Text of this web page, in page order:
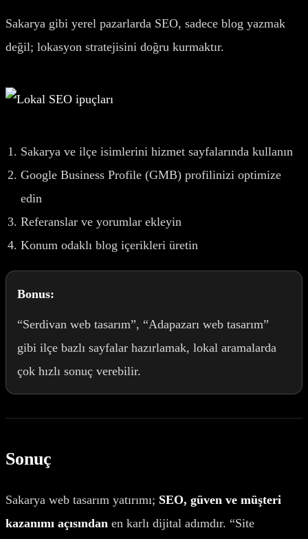
Sakarya gibi yerel pazarlarda SEO, sadece blog yazmak
değil; lokasyon stratejisini doğru kurmaktır.
Sakarya ve ilçe isimlerini hizmet sayfalarında kullanın
Google Business Profile (GMB) profilinizi optimize
edin
Referanslar ve yorumlar ekleyin
Konum odaklı blog içerikleri üretin
Bonus:
“Serdivan web tasarım”, “Adapazarı web tasarım”
gibi ilçe bazlı sayfalar hazırlamak, lokal aramalarda
çok hızlı sonuç verebilir.
Sonuç
Sakarya web tasarım yatırımı; SEO, güven ve müşteri
kazanımı açısından en karlı dijital adımdır. “Site